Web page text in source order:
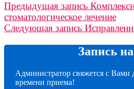
Предыдущая запись
стоматологическое лечение
Следующая запись
Запись
Администратор свяжется с Вами
времени приема!